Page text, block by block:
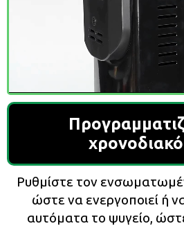
Ρυθμίστε τον
ώστε να ενεργοποιεί ή
αυτόματα το ψυγείο,